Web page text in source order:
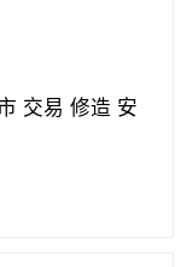
交易 修造 安